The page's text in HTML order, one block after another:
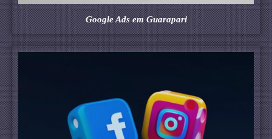
Google Ads em Guarapari